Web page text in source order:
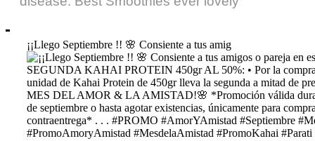
¡¡Llego Septiembre !! 🌸 Consiente a tus amig